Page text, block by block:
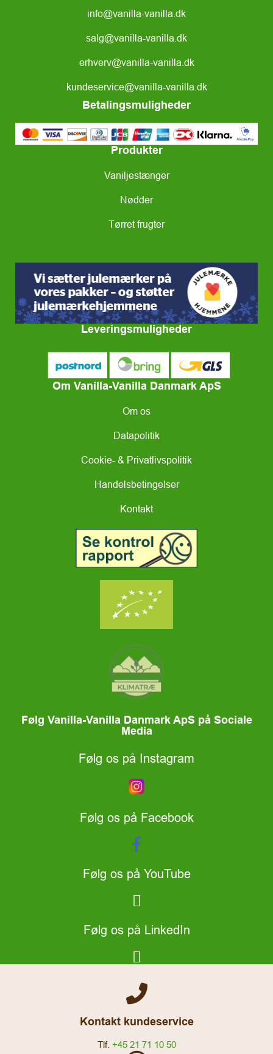
info@vanilla-vanilla.dk
salg@vanilla-vanilla.dk
erhverv@vanilla-vanilla.dk
kundeservice@vanilla-vanilla.dk
Betalingsmuligheder
Produkter
Vaniljestænger
Nødder
Tørret frugter
Leveringsmuligheder
Om Vanilla-Vanilla Danmark ApS
Om os
Datapolitik
Cookie- & Privatlivspolitik
Handelsbetingelser
Kontakt
Følg Vanilla-Vanilla Danmark ApS på Sociale
Media
Følg os på Instagram
Følg os på Facebook
Følg os på YouTube
Følg os på LinkedIn
Kontakt kundeservice
Tlf. +45 21 71 10 50